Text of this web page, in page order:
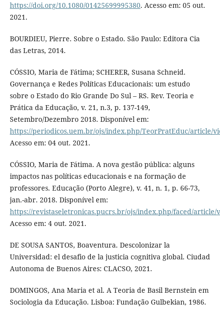
https://doi.org/10.1080/01425699995380. Acesso em: 05 out.
2021.
BOURDIEU, Pierre. Sobre o Estado. São Paulo: Editora Cia
das Letras, 2014.
CÓSSIO, Maria de Fátima; SCHERER, Susana Schneid.
Governança e Redes Políticas Educacionais: um estudo
sobre o Estado do Rio Grande Do Sul – RS. Rev. Teoria e
Prática da Educação, v. 21, n.3, p. 137-149,
Setembro/Dezembro 2018. Disponível em:
https://periodicos.uem.br/ojs/index.php/TeorPratEduc/article/
Acesso em: 04 out. 2021.
CÓSSIO, Maria de Fátima. A nova gestão pública: alguns
impactos nas políticas educacionais e na formação de
professores. Educação (Porto Alegre), v. 41, n. 1, p. 66-73,
jan.-abr. 2018. Disponível em:
https://revistaseletronicas.pucrs.br/ojs/index.php/faced/article/
Acesso em: 4 out. 2021.
DE SOUSA SANTOS, Boaventura. Descolonizar la
Universidad: el desafio de la justicia cognitiva global. Ciudad
Autonoma de Buenos Aires: CLACSO, 2021.
DOMINGOS, Ana Maria et al. A Teoria de Basil Bernstein em
Sociologia da Educação. Lisboa: Fundação Gulbekian, 1986.